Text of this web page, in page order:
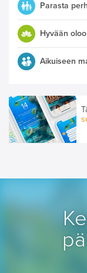
Parasta
Hyvään
Aikuiseen